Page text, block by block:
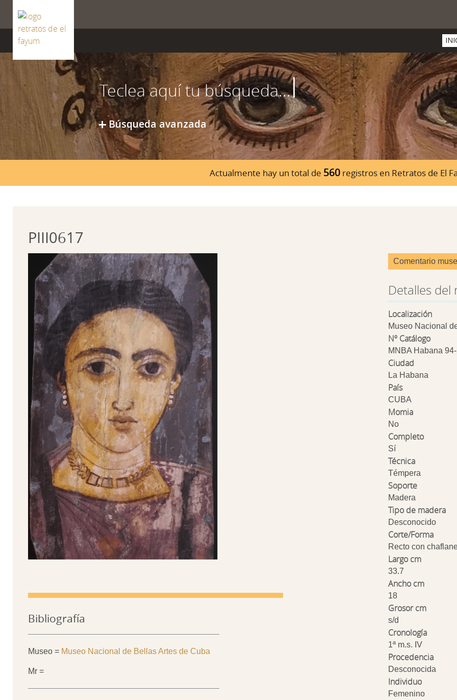
Búsqueda avanzada
Actualmente hay un total de 560 registros en Retratos de El
PIII0617
Bibliografía
Museo = Museo Nacional de Bellas Artes de Cuba
Mr =
Comentario
Detalles del
Localización
Museo Nacional
Nº Catálogo
MNBA Habana
Ciudad
La Habana
País
CUBA
Momia
No
Completo
Sí
Técnica
Témpera
Soporte
Madera
Tipo de madera
Desconocido
Corte/Forma
Recto con
Largo cm
33.7
Ancho cm
18
Grosor cm
s/d
Cronología
1ª m.s. IV
Procedencia
Desconocida
Individuo
Femenino